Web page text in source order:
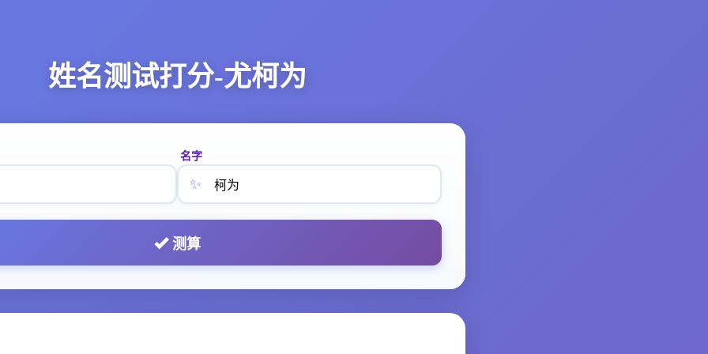
姓名测试打分-尤柯为
名字
✨
测算